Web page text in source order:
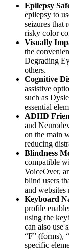
Epilepsy
epilepsy to
seizures that
risky color
Visually
the
Degrading
others.
Cognitive
assistive
such as
essential
ADHD
and
on the main
reducing
Blindness
compatible
VoiceOver,
blind users
and
Keyboard
profile
using the
can also use
“F” (forms),
specific